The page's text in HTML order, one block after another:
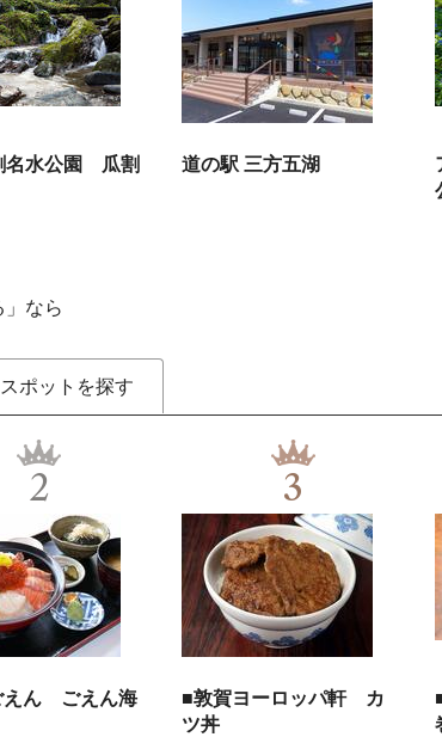
名水公園 瓜割
道の駅 三方五湖
」なら
ポットを探す
2
えん ごえん海
3
■敦賀ヨーロッパ軒 カ
ツ丼